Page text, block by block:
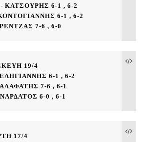
ΚΑΤΣΟΥΡΗΣ 6-1 , 6-2
6-1 , 6-2
7-6 , 6-0
19/4
6-1 , 6-2
7-6 , 6-1
6-0 , 6-1
17/4